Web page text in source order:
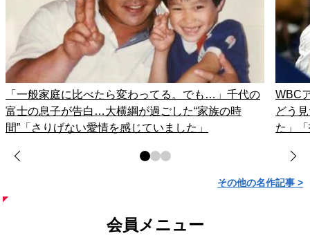
「一般家庭に比べたら変わってる。でも…」千代の
富士の息子が告白…大横綱が過ごした“家族の時
間”「さりげない愛情を感じていました」
WBC
どう
た」
その他の名作記事 >
会員メニュー